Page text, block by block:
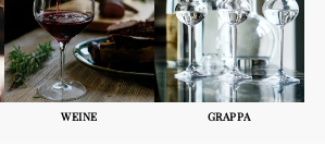
WEINE GRAPPA